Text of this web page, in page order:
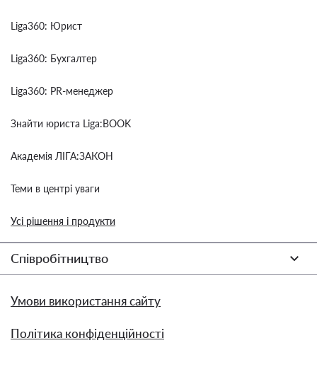
Liga360: Юрист
Liga360: Бухгалтер
Liga360: PR-менеджер
Знайти юриста Liga:BOOK
Академія ЛІГА:ЗАКОН
Теми в центрі уваги
Усі рішення і продукти
Співробітництво
Умови використання сайту
Політика конфіденційності